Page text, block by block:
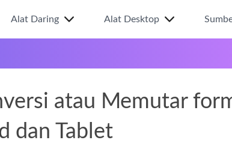
Alat Daring Alat Desktop
atau Memutar
dan Tablet